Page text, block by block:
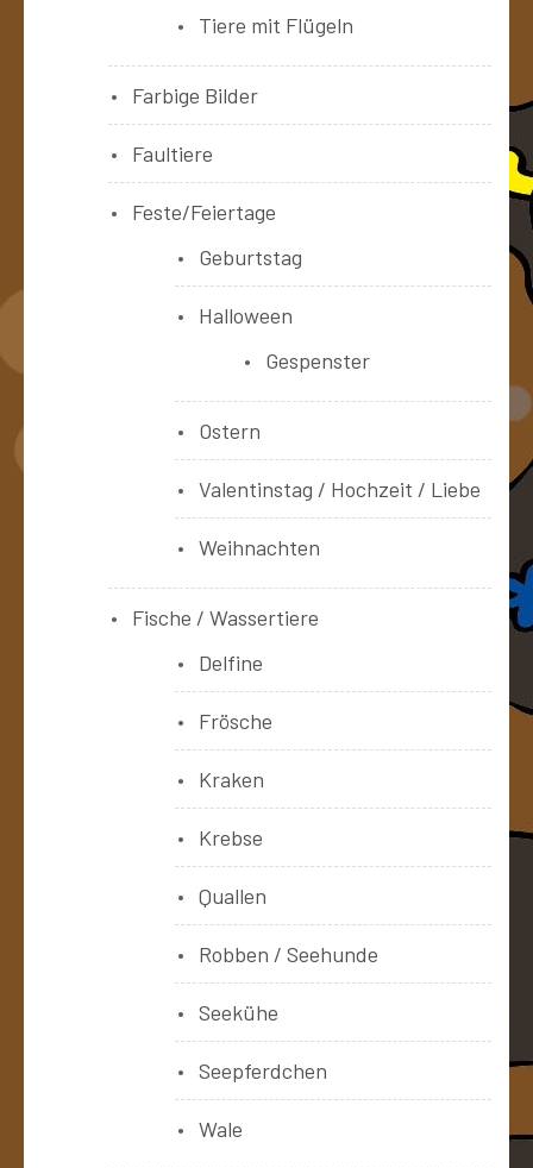
Tiere mit Flügeln
Farbige Bilder
Faultiere
Feste/Feiertage
Geburtstag
Halloween
Gespenster
Ostern
Valentinstag / Hochzeit / Liebe
Weihnachten
Fische / Wassertiere
Delfine
Frösche
Kraken
Krebse
Quallen
Robben / Seehunde
Seekühe
Seepferdchen
Wale